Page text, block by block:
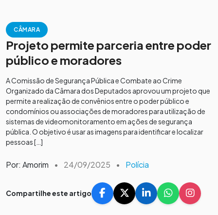
CÂMARA
Projeto permite parceria entre poder
público e moradores
A Comissão de Segurança Pública e Combate ao Crime
Organizado da Câmara dos Deputados aprovou um projeto que
permite a realização de convênios entre o poder público e
condomínios ou associações de moradores para utilização de
sistemas de videomonitoramento em ações de segurança
pública. O objetivo é usar as imagens para identificar e localizar
pessoas […]
Por: Amorim • 24/09/2025 • Polícia
Compartilhe este artigo